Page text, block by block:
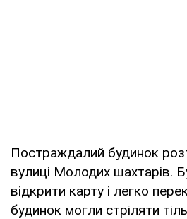
Постраждалий будинок
вулиці Молодих шахтарів.
відкрити карту і легко
будинок могли стріляти